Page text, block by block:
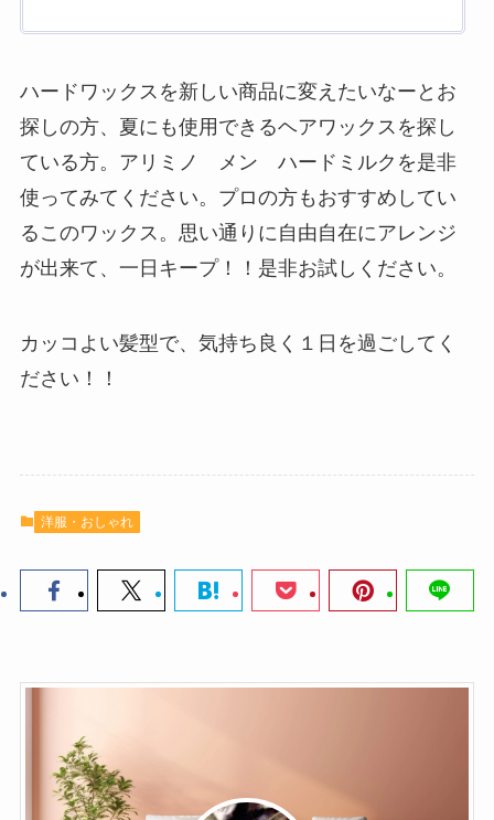
ハードワックスを新しい商品に変えたいなーとお
探しの方、夏にも使用できるヘアワックスを探し
ている方。アリミノ メン ハードミルクを是非
使ってみてください。プロの方もおすすめしてい
るこのワックス。思い通りに自由自在にアレンジ
が出来て、一日キープ！！是非お試しください。
カッコよい髪型で、気持ち良く１日を過ごしてく
ださい！！
洋服・おしゃれ